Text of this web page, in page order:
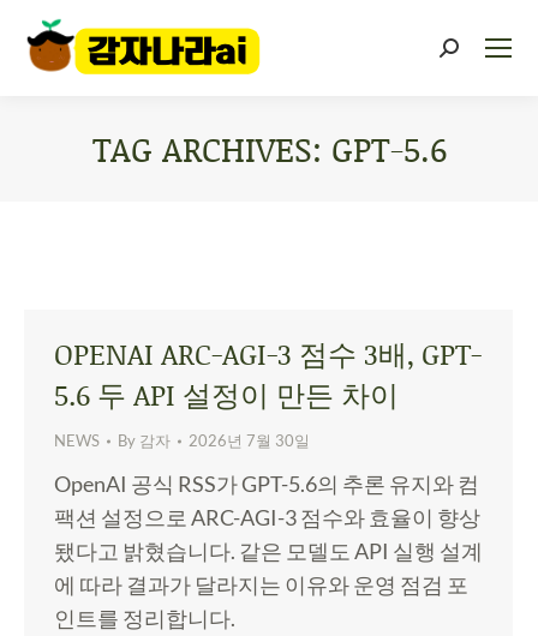
TAG ARCHIVES: GPT-5.6
OPENAI ARC-AGI-3 점수 3배, GPT-
5.6 두 API 설정이 만든 차이
NEWS By 감자 2026년 7월 30일
OpenAI 공식 RSS가 GPT-5.6의 추론 유지와 컴
팩션 설정으로 ARC-AGI-3 점수와 효율이 향상
됐다고 밝혔습니다. 같은 모델도 API 실행 설계
에 따라 결과가 달라지는 이유와 운영 점검 포
인트를 정리합니다.